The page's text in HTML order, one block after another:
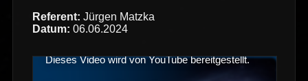
Referent: Jürgen Matzka
Datum: 06.06.2024
Dieses Video wird von YouTube bereitgestellt.